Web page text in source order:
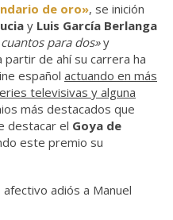
de oro», se inición
y Luis García Berlanga
para dos»y
partir de ahí su carrera ha
español actuando en más
televisivas y alguna
más destacados que
destacar el Goya de
este premio su
afectivo adiós a Manuel